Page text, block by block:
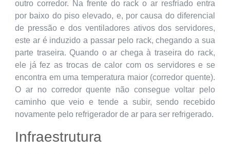
outro corredor. Na frente do rack o ar resfriado entra
por baixo do piso elevado, e, por causa do diferencial
de pressão e dos ventiladores ativos dos servidores,
este ar é induzido a passar pelo rack, chegando a sua
parte traseira. Quando o ar chega à traseira do rack,
ele já fez as trocas de calor com os servidores e se
encontra em uma temperatura maior (corredor quente).
O ar no corredor quente não consegue voltar pelo
caminho que veio e tende a subir, sendo recebido
novamente pelo refrigerador de ar para ser refrigerado.
Infraestrutura